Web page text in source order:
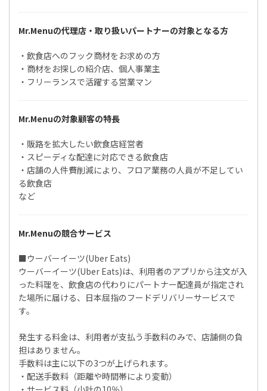
Mr.Menuの代理店・取り扱いパートナーの対象となる方
・飲食店へのフック商材をお求めの方
・商材をお探しの紹介店、個人事業主
・フリーランスで活躍する営業マン
Mr.Menuの対象顧客の特長
・販路を拡大したい飲食店経営者
・スピーディな配達に対応できる飲食店
・店舗の人件費削減により、フロア業務の人員が不足してい
る飲食店
など
Mr.Menuの競合サービス
■ウーバーイーツ(Uber Eats)
ウーバーイーツ(Uber Eats)は、利用者のアプリから注文が入
った料理を、飲食店の代わりにパートナー配達員が指定され
た場所に届ける、日本屈指のフードデリバリーサービスで
す。
発生する料金は、利用者が支払う手数料のみで、店舗側の負
担はありません。
手数料は主に以下の3つが上げられます。
・配送手数料（距離や時間帯により変動）